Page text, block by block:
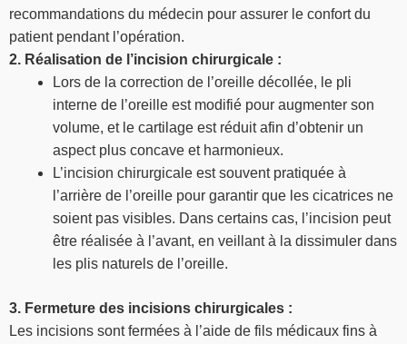
recommandations du médecin pour assurer le confort du
patient pendant l’opération.
2. Réalisation de l’incision chirurgicale :
Lors de la correction de l’oreille décollée, le pli
interne de l’oreille est modifié pour augmenter son
volume, et le cartilage est réduit afin d’obtenir un
aspect plus concave et harmonieux.
L’incision chirurgicale est souvent pratiquée à
l’arrière de l’oreille pour garantir que les cicatrices ne
soient pas visibles. Dans certains cas, l’incision peut
être réalisée à l’avant, en veillant à la dissimuler dans
les plis naturels de l’oreille.
3. Fermeture des incisions chirurgicales :
Les incisions sont fermées à l’aide de fils médicaux fins à